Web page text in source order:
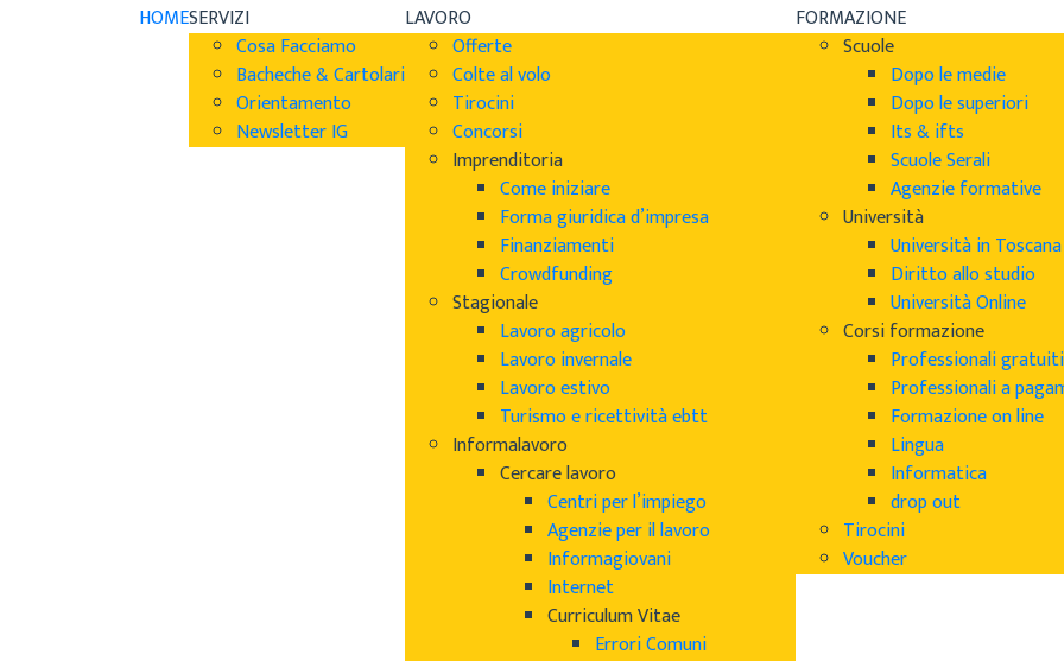
HOMESERVIZI
Cosa Facciamo
Bacheche & Cartolari
Orientamento
Newsletter IG
LAVORO
Offerte
Colte al volo
Tirocini
Concorsi
Imprenditoria
Come iniziare
Forma giuridica d’impresa
Finanziamenti
Crowdfunding
Stagionale
Lavoro agricolo
Lavoro invernale
Lavoro estivo
Turismo e ricettività ebtt
Informalavoro
Cercare lavoro
Centri per l’impiego
Agenzie per il lavoro
Informagiovani
Internet
Curriculum Vitae
Errori Comuni
FORMAZIONE
Scuole
Dopo le medie
Dopo le superiori
Its & ifts
Scuole Serali
Agenzie formative
Università
Università in Toscana
Diritto allo studio
Università Online
Corsi formazione
Professionali gratuiti
Professionali a
Formazione on line
Lingua
Informatica
drop out
Tirocini
Voucher